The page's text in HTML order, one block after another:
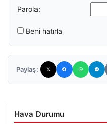
Parola:
Beni hatırla
Paylaş:
Hava Durumu